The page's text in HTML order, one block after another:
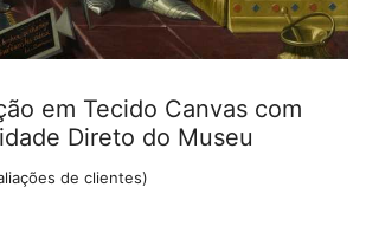
em Tecido Canvas com
Direto do Museu
de clientes)